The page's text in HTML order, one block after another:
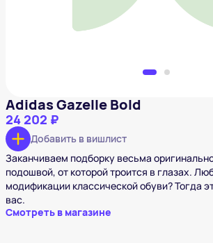
Adidas Gazelle Bold
24 202 ₽
Добавить в вишлист
Заканчиваем подборку весьма
подошвой, от которой троится в глазах.
модификации классической обуви? Тогда
вас.
Смотреть в магазине